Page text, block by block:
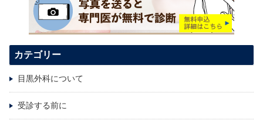
カテゴリー
目黒外科について
受診する前に